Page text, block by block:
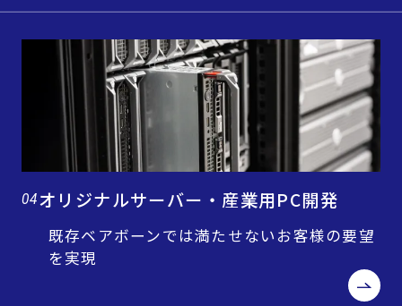
04オリジナルサーバー・産業用PC開発
既存ベアボーンでは満たせないお客様の要望
を実現